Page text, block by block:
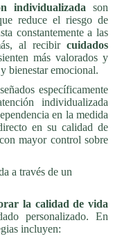
individualizada son
reduce el riesgo de
constantemente a las
al recibir cuidados
más valorados y
bienestar emocional.
específicamente
individualizada
en la medida
en su calidad de
mayor control sobre
a través de un
la calidad de vida
personalizado. En
incluyen: